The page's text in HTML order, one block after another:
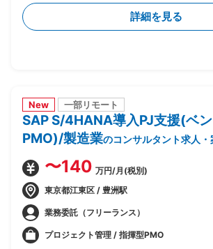
・財務会計管理および決算処理に関する
・固定資産管理、建設仮勘定領域の要件
・SD、MM、FICOモジュール間の連携
詳細を見る
New 一部リモート
SAP S/4HANA導入PJ支援(ベ
PMO)/製造業のコンサルタント求人・
〜140 万円/月(税別)
東京都江東区 / 豊洲駅
業務委託（フリーランス）
プロジェクト管理 / 指揮型PMO